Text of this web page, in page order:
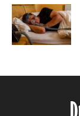
Rosa